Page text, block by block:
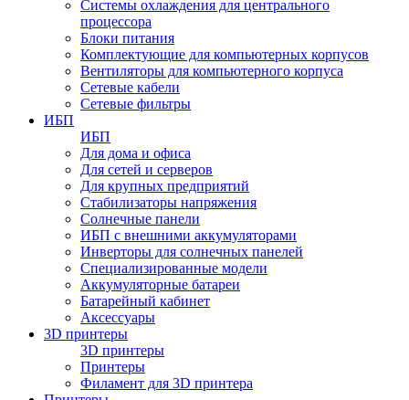
Системы охлаждения для центрального
процессора
Блоки питания
Комплектующие для компьютерных корпусов
Вентиляторы для компьютерного корпуса
Сетевые кабели
Сетевые фильтры
ИБП
ИБП
Для дома и офиса
Для сетей и серверов
Для крупных предприятий
Стабилизаторы напряжения
Солнечные панели
ИБП с внешними аккумуляторами
Инверторы для солнечных панелей
Специализированные модели
Аккумуляторные батареи
Батарейный кабинет
Аксессуары
3D принтеры
3D принтеры
Принтеры
Филамент для 3D принтера